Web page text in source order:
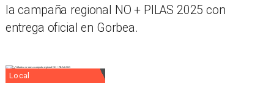
la campaña regional NO + PILAS 2025 con
entrega oficial en Gorbea.
Local